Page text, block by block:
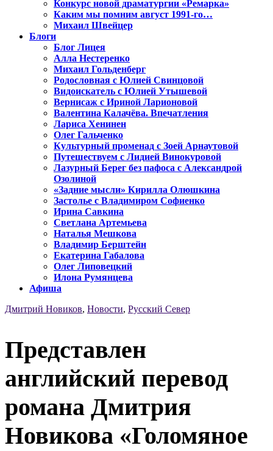
Конкурс новой драматургии «Ремарка»
Каким мы помним август 1991-го…
Михаил Швейцер
Блоги
Блог Лицея
Алла Нестеренко
Михаил Гольденберг
Родословная с Юлией Свинцовой
Видоискатель с Юлией Утышевой
Вернисаж с Ириной Ларионовой
Валентина Калачёва. Впечатления
Лариса Хенинен
Олег Гальченко
Культурный променад с Зоей Арнаутовой
Путешествуем с Лидией Винокуровой
Лазурный Берег без пафоса с Александрой
Озолиной
«Задние мысли» Кирилла Олюшкина
Застолье с Владимиром Софиенко
Ирина Савкина
Светлана Артемьева
Наталья Мешкова
Владимир Берштейн
Екатерина Габалова
Олег Липовецкий
Илона Румянцева
Афиша
Дмитрий Новиков, Новости, Русский Север
Представлен
английский перевод
романа Дмитрия
Новикова «Голомяное